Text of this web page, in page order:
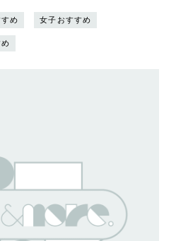
め 女子おすすめ